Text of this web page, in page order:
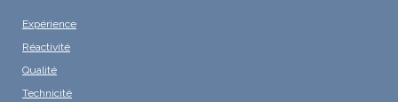
Expérience
Réactivité
Qualité
Technicité